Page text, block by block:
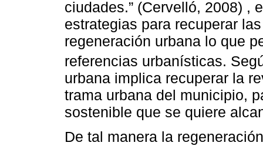
ciudades.” (Cervelló, 2008) ,
estrategias para recuperar
regeneración urbana lo que
referencias urbanísticas.
urbana implica recuperar la
trama urbana del municipio,
sostenible que se quiere
De tal manera la